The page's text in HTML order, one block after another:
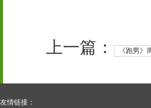
上一篇： 《跑男
友情链接：